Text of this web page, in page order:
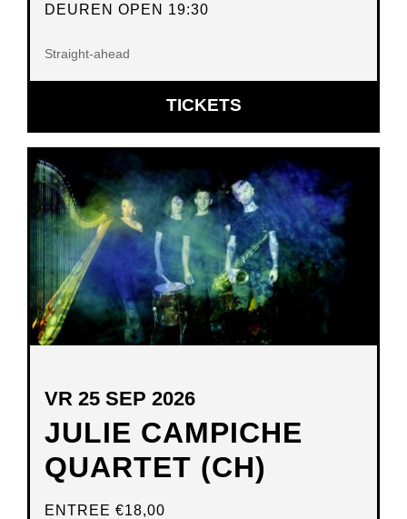
DEUREN OPEN 19:30
Straight-ahead
TICKETSOPENT
IN
NIEUW
VENSTER
JULIE CAMPICHE
QUARTET (CH)
VR 25 SEP 2026
ENTREE €18,00